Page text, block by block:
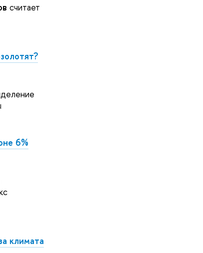
считает
6%
климата